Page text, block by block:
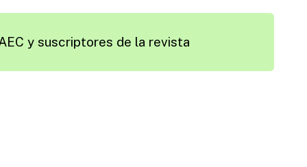
y suscriptores de la revista